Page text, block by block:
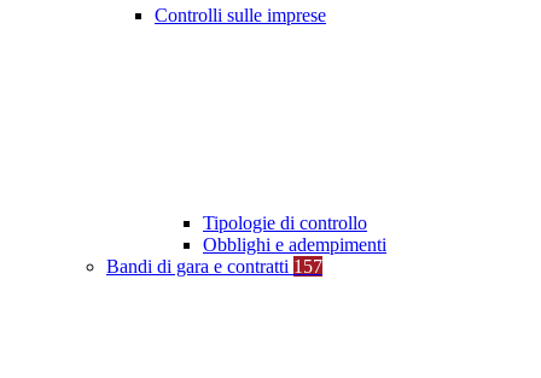
Controlli sulle imprese
Tipologie di controllo
Obblighi e adempimenti
Bandi di gara e contratti 157